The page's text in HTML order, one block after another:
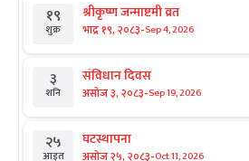
१९
शुक्र
श्रीकृष्ण जन्माष्टमी व्रत
भाद्र १९, २०८३-Sep 4, 2026
३
शनि
संविधान दिवस
असोज ३, २०८३-Sep 19, 2026
२५
आइत
घटस्थापना
असोज २५, २०८३ Oct 11, 2026